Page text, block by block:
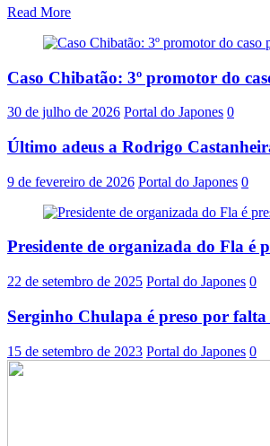
Read More
Caso Chibatão: 3º promotor do
30 de julho de 2026 Portal do Japones 0
Último adeus a Rodrigo
9 de fevereiro de 2026 Portal do Japones 0
Presidente de organizada do Fla é
22 de setembro de 2025 Portal do Japones 0
Serginho Chulapa é preso por
15 de setembro de 2023 Portal do Japones 0